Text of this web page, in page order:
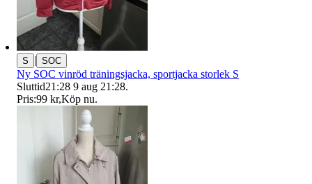
S | SOC
Ny SOC vinröd träningsjacka, sportjacka storlek S
Sluttid21:28 9 aug 21:28.
Pris:99 kr,Köp nu.